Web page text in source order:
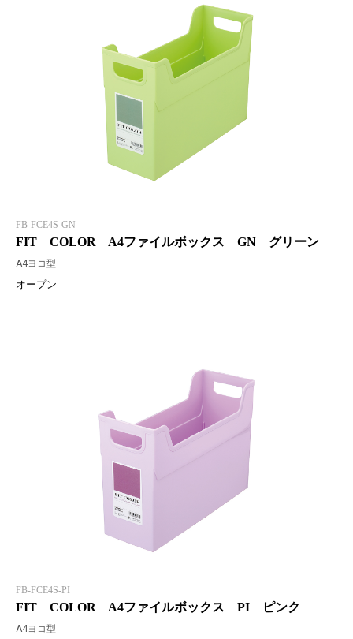
FB-FCE4S-GN
FIT COLOR A4ファイルボックス GN グリーン
A4ヨコ型
オープン
FB-FCE4S-PI
FIT COLOR A4ファイルボックス PI ピンク
A4ヨコ型